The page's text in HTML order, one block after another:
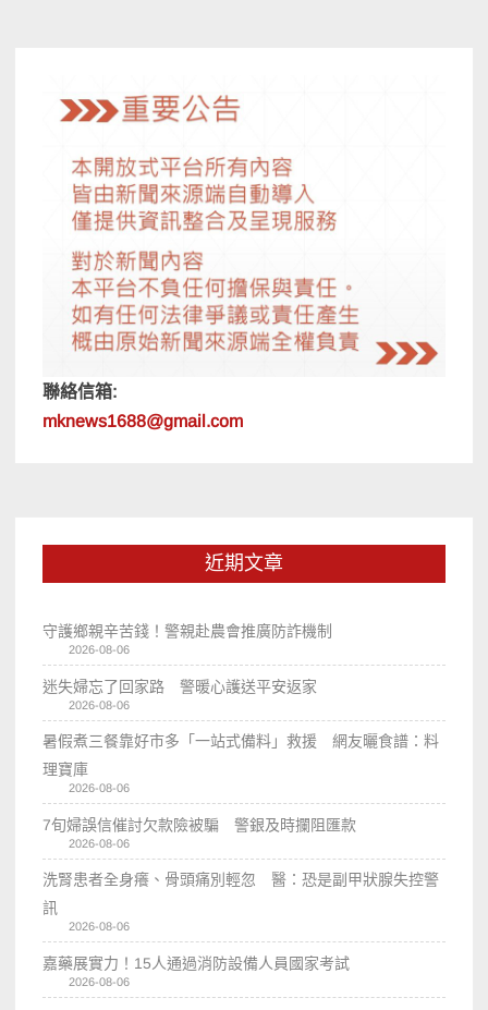
聯絡信箱:
mknews1688@gmail.com
近期文章
守護鄉親辛苦錢！警親赴農會推廣防詐機制
2026-08-06
迷失婦忘了回家路 警暖心護送平安返家
2026-08-06
暑假煮三餐靠好市多「一站式備料」救援 網友曬食譜：料
理寶庫
2026-08-06
7旬婦誤信催討欠款險被騙 警銀及時攔阻匯款
2026-08-06
洗腎患者全身癢、骨頭痛別輕忽 醫：恐是副甲狀腺失控警
訊
2026-08-06
嘉藥展實力！15人通過消防設備人員國家考試
2026-08-06